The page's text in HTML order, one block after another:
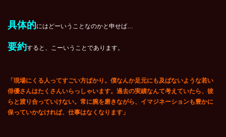
具体的にはどーいうことなのかと申せば…
要約すると、こーいうことであります。
「現場にくる人ってすごい方ばかり。僕なんか足元にも及ばないような若い
俳優さんはたくさんいらっしゃいます。過去の実績なんて考えていたら、彼
らと渡り合っていけない。常に腕を磨きながら、イマジネーションも豊かに
保っていかなければ、仕事はなくなります」